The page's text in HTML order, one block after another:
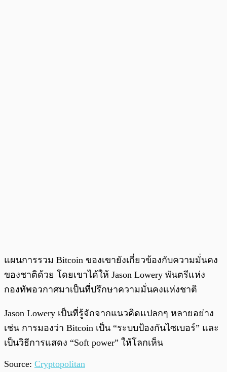
แผนการรวม Bitcoin ของเขายังเกี่ยวข้องกับความมั่นคง
ของชาติด้วย โดยเขาได้ให้ Jason Lowery พันตรีแห่ง
กองทัพอวกาศมาเป็นที่ปรึกษาความมั่นคงแห่งชาติ
Jason Lowery เป็นที่รู้จักจากแนวคิดแปลกๆ หลายอย่าง
เช่น การมองว่า Bitcoin เป็น “ระบบป้องกันไซเบอร์” และ
เป็นวิธีการแสดง “Soft power” ให้โลกเห็น
Source: Cryptopolitan